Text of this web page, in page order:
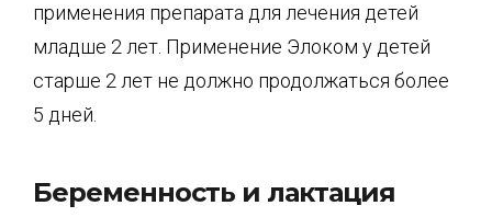
применения препарата для лечения детей
младше 2 лет. Применение Элоком у детей
старше 2 лет не должно продолжаться более
5 дней.
Беременность и лактация